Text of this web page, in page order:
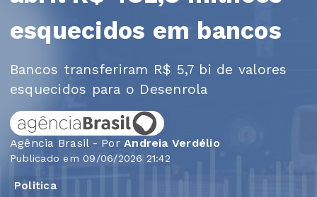
esquecidos em bancos
Bancos transferiram R$ 5,7 bi de valores
esquecidos para o Desenrola
Agência Brasil - PorAndreia Verdélio
Publicado em 09/06/2026 21:42
Politica